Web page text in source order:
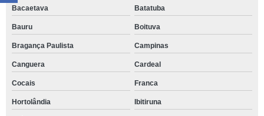
Bacaetava Batatuba
Bauru Boituva
Bragança Paulista Campinas
Canguera Cardeal
Cocais Franca
Hortolândia Ibitiruna